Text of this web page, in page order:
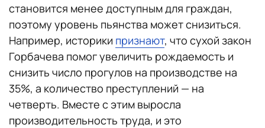
становится менее доступным для граждан,
поэтому уровень пьянства может снизиться.
Например, историки признают, что сухой закон
Горбачева помог увеличить рождаемость и
снизить число прогулов на производстве на
35%, а количество преступлений — на
четверть. Вместе с этим выросла
производительность труда, и это